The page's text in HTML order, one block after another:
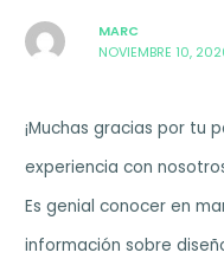
MARC
NOVIEMBRE 10,
¡Muchas gracias por tu
experiencia con
Es genial conocer en
información sobre